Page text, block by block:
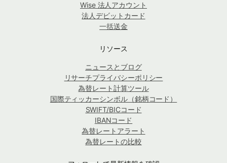
Wise 法人アカウント
法人デビットカード
一括送金
リソース
ニュースとブログ
リサーチプライバシーポリシー
為替レート計算ツール
国際ティッカーシンボル（銘柄コード）
SWIFT/BICコード
IBANコード
為替レートアラート
為替レートの比較